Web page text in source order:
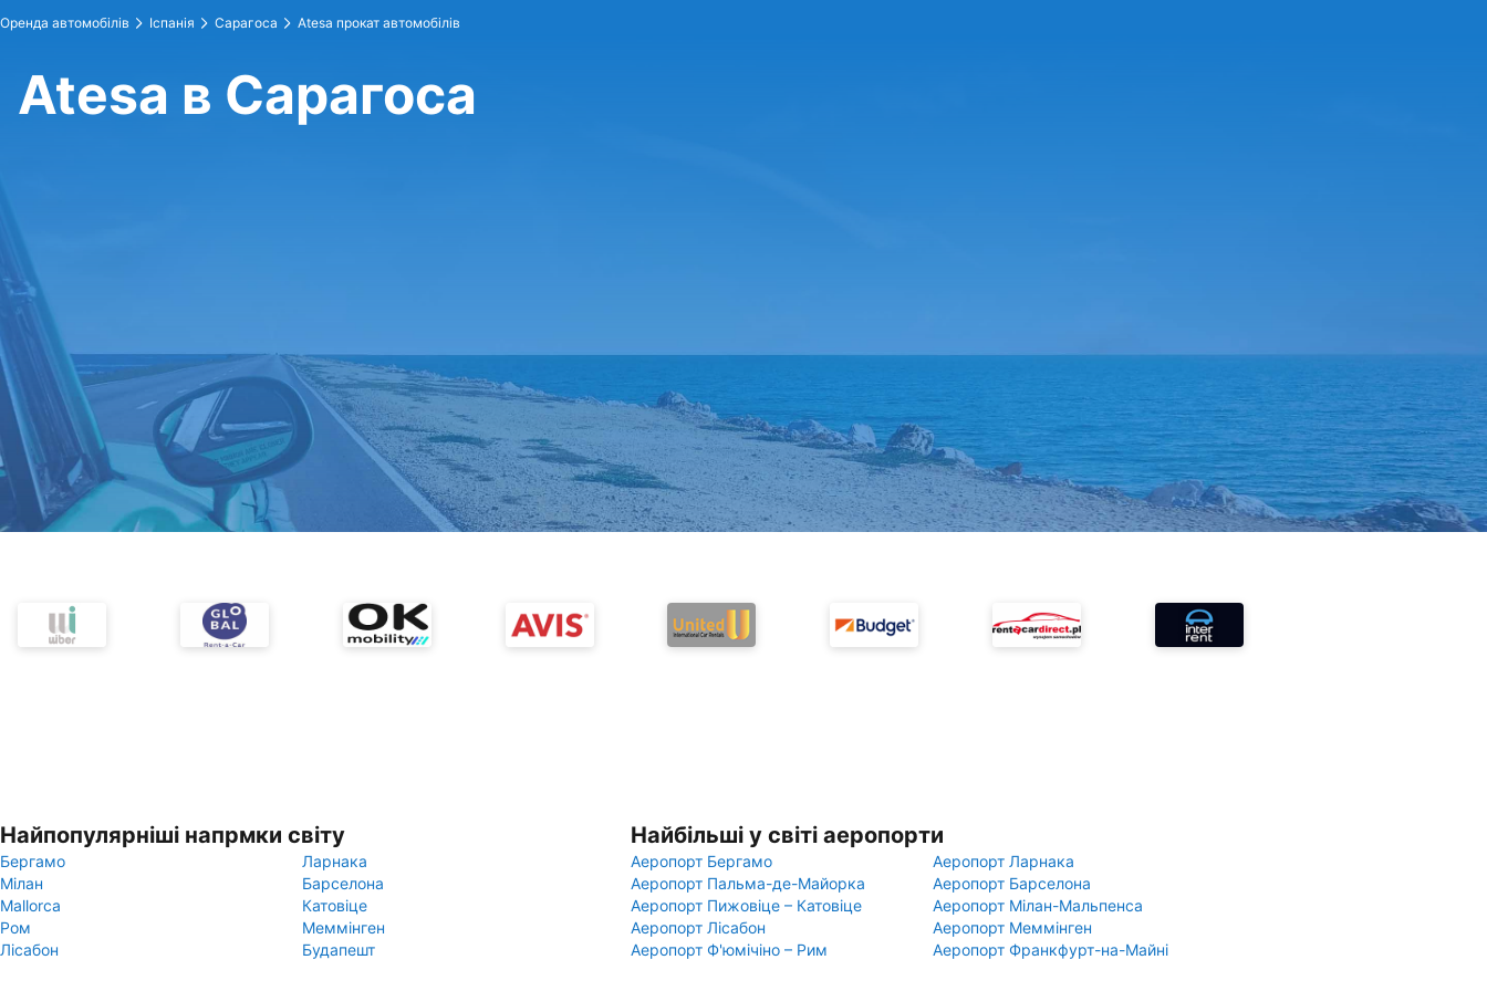
Оренда автомобілів Іспанія Сарагоса Atesa прокат автомобілів
Atesa в Сарагоса
Найпопулярніші напрмки світу
Бергамо
Ларнака
Мілан
Барселона
Mallorca
Катовіце
Ром
Меммінген
Лісабон
Будапешт
Найбільші у світі аеропорти
Аеропорт Бергамо
Аеропорт Ларнака
Аеропорт Пальма-де-Майорка
Аеропорт Барселона
Аеропорт Пижовіце – Катовіце
Аеропорт Мілан-Мальпенса
Аеропорт Лісабон
Аеропорт Меммінген
Аеропорт Ф'юмічіно – Рим
Аеропорт Франкфурт-на-Майні